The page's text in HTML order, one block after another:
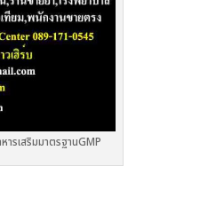
รเสริมมาตรฐานGMP